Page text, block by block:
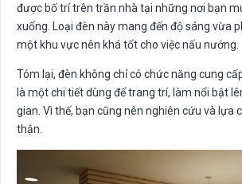
được bố trí trên trần nhà tại những nơi bạn
xuống. Loại đèn này mang đến độ sáng vừa
một khu vực nên khá tốt cho việc nấu nướng.
Tóm lại, đèn không chỉ có chức năng cung
là một chi tiết dùng để trang trí, làm nổi bật
gian. Vì thế, bạn cũng nên nghiên cứu và lựa
thận.